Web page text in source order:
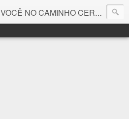
VOCÊ NO CAMINHO CERTO! 🤓💻🚀